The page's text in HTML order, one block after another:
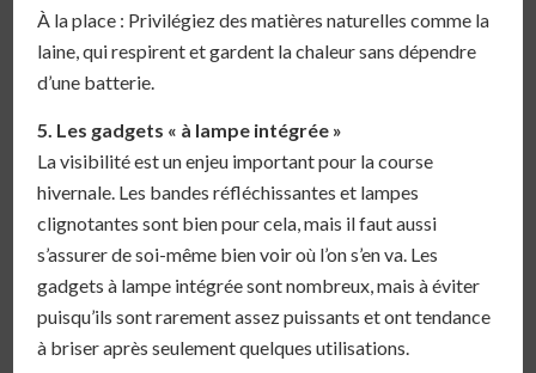
À la place : Privilégiez des matières naturelles comme la
laine, qui respirent et gardent la chaleur sans dépendre
d’une batterie.
5. Les gadgets « à lampe intégrée »
La visibilité est un enjeu important pour la course
hivernale. Les bandes réfléchissantes et lampes
clignotantes sont bien pour cela, mais il faut aussi
s’assurer de soi-même bien voir où l’on s’en va. Les
gadgets à lampe intégrée sont nombreux, mais à éviter
puisqu’ils sont rarement assez puissants et ont tendance
à briser après seulement quelques utilisations.